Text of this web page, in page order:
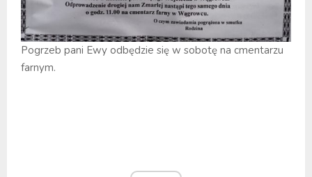
Pogrzeb pani Ewy odbędzie się w sobotę na cmentarzu
farnym.